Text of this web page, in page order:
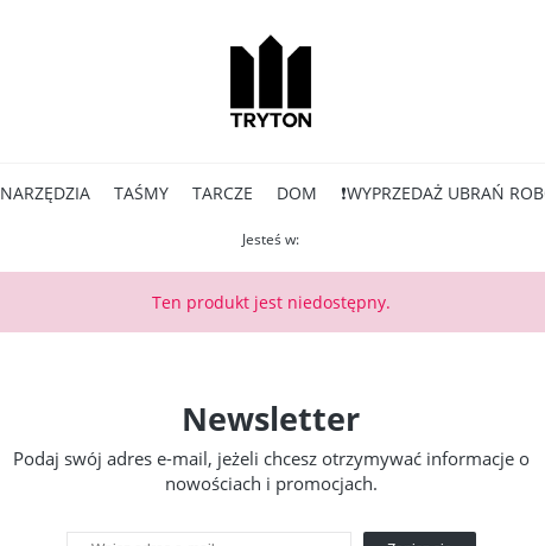
NARZĘDZIA TAŚMY TARCZE DOM ❗WYPRZEDAŻ UBRAŃ
Jesteś w:
Ten produkt jest niedostępny.
Newsletter
Podaj swój adres e-mail, jeżeli chcesz otrzymywać informacje o
nowościach i promocjach.